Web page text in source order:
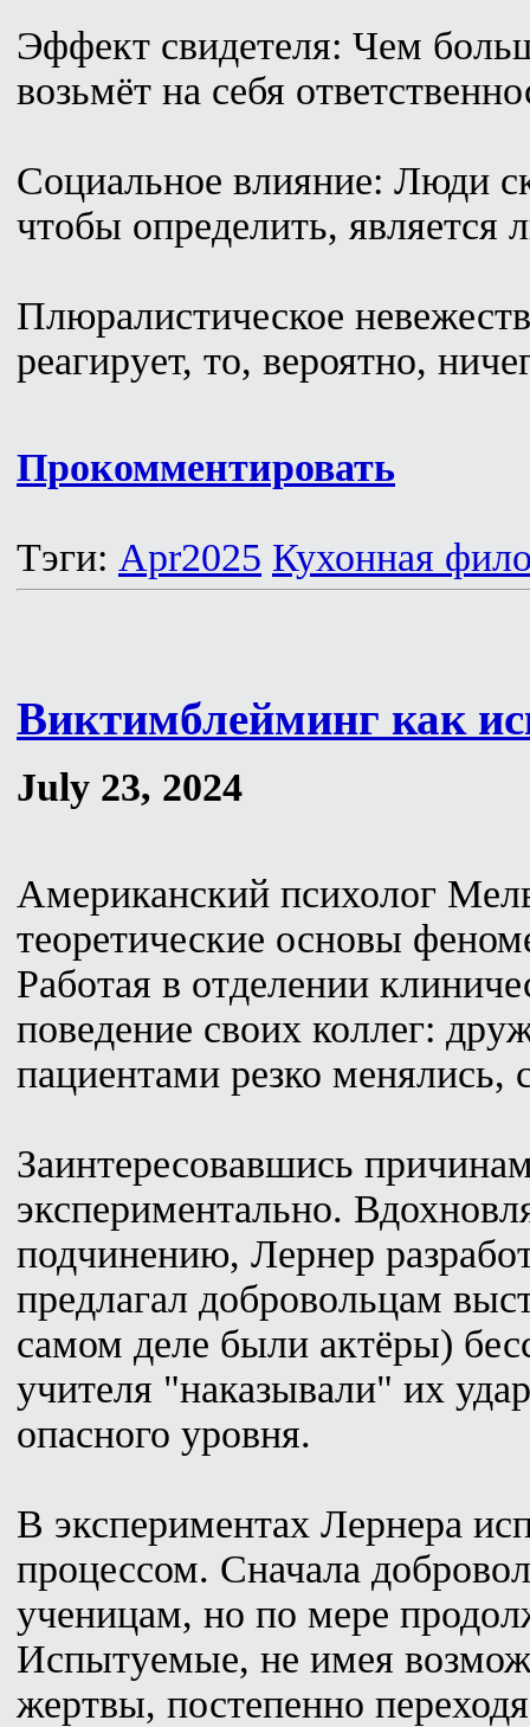
Эффект свидетеля: Чем
возьмёт на себя
Социальное влияние: Люди
чтобы определить, является
Плюралистическое
реагирует, то, вероятно,
Прокомментировать
Тэги: Apr2025 Кухонная
Виктимблейминг как
July 23, 2024
Американский психолог
теоретические основы
Работая в отделении
поведение своих коллег:
пациентами резко
Заинтересовавшись
экспериментально.
подчинению, Лернер
предлагал добровольцам
самом деле были актёры)
учителя "наказывали" их
опасного уровня.
В экспериментах Лернера
процессом. Сначала
ученицам, но по мере
Испытуемые, не имея
жертвы, постепенно